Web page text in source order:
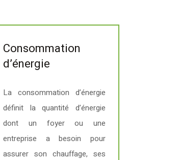
Consommation
d’énergie
La consommation d’énergie
définit la quantité d’énergie
dont un foyer ou une
entreprise a besoin pour
assurer son chauffage, ses